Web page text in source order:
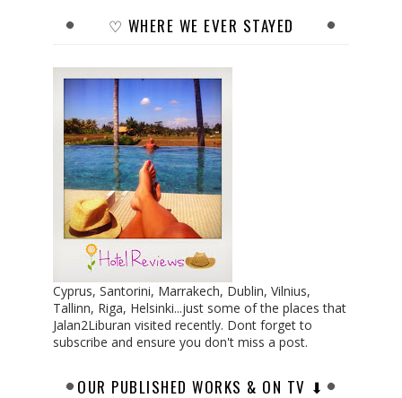
♡ WHERE WE EVER STAYED
Cyprus, Santorini, Marrakech, Dublin, Vilnius,
Tallinn, Riga, Helsinki...just some of the places that
Jalan2Liburan visited recently. Dont forget to
subscribe and ensure you don't miss a post.
OUR PUBLISHED WORKS & ON TV ⬇︎